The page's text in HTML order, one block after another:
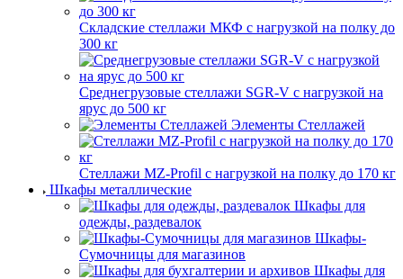
Складские стеллажи МКФ с нагрузкой на полку до
300 кг
Среднегрузовые стеллажи SGR-V с нагрузкой на
ярус до 500 кг
Элементы Стеллажей
Стеллажи MZ-Profil с нагрузкой на полку до 170 кг
Шкафы металлические
Шкафы для
одежды, раздевалок
Шкафы-
Сумочницы для магазинов
Шкафы для